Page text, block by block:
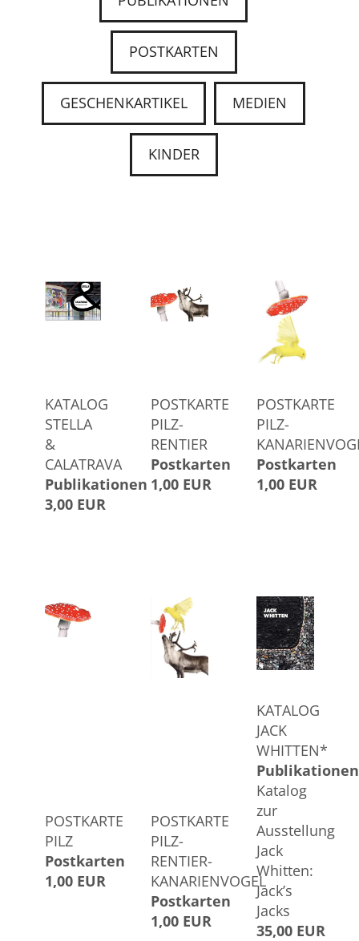
POSTKARTEN
GESCHENKARTIKEL MEDIEN
KINDER
KATALOG
STELLA
&
CALATRAVA
Publikationen
3,00 EUR
POSTKARTE
PILZ-
RENTIER
Postkarten
1,00 EUR
POSTKARTE
PILZ-
Postkarten
1,00 EUR
POSTKARTE
PILZ
Postkarten
1,00 EUR
POSTKARTE
PILZ-
RENTIER-
KANARIENVOGEL
Postkarten
1,00 EUR
KATALOG
JACK
WHITTEN*
Publikationen
Katalog
zur
Ausstellung
Jack
Whitten:
Jack’s
Jacks
35,00 EUR